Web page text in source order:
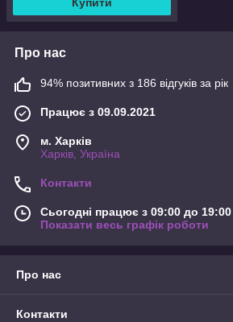
Про нас
94% позитивних з 186 відгуків за рік
Працює з 09.09.2021
м. Харків
Харків, Україна
Контакти
Сьогодні працює з 09:00 до 19:00
Показати весь графік роботи
Про нас
Контакти